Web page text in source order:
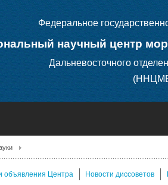
Федеральное
научный центр
Дальневосточного
объявления Центра Новости диссоветов